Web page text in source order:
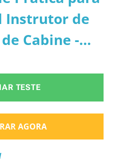
Final
de
PDF
Instrutor de
Cabine -
TESTE
AGORA